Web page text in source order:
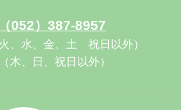
（052）387-8957
、水、金、土 祝日以外）
木、日、祝日以外）